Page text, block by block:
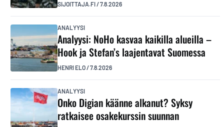
SIJOITTAJA.FI/7.8.2026
ANALYYSI
Analyysi: NoHo kasvaa kaikilla alueilla –
Hook ja Stefan’s laajentavat Suomessa
HENRI ELO/7.8.2026
ANALYYSI
Onko Digian käänne alkanut? Syksy
ratkaisee osakekurssin suunnan